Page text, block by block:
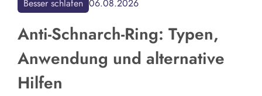
Besser schlafen 06.08.2026
Anti-Schnarch-Ring: Typen,
Anwendung und alternative
Hilfen